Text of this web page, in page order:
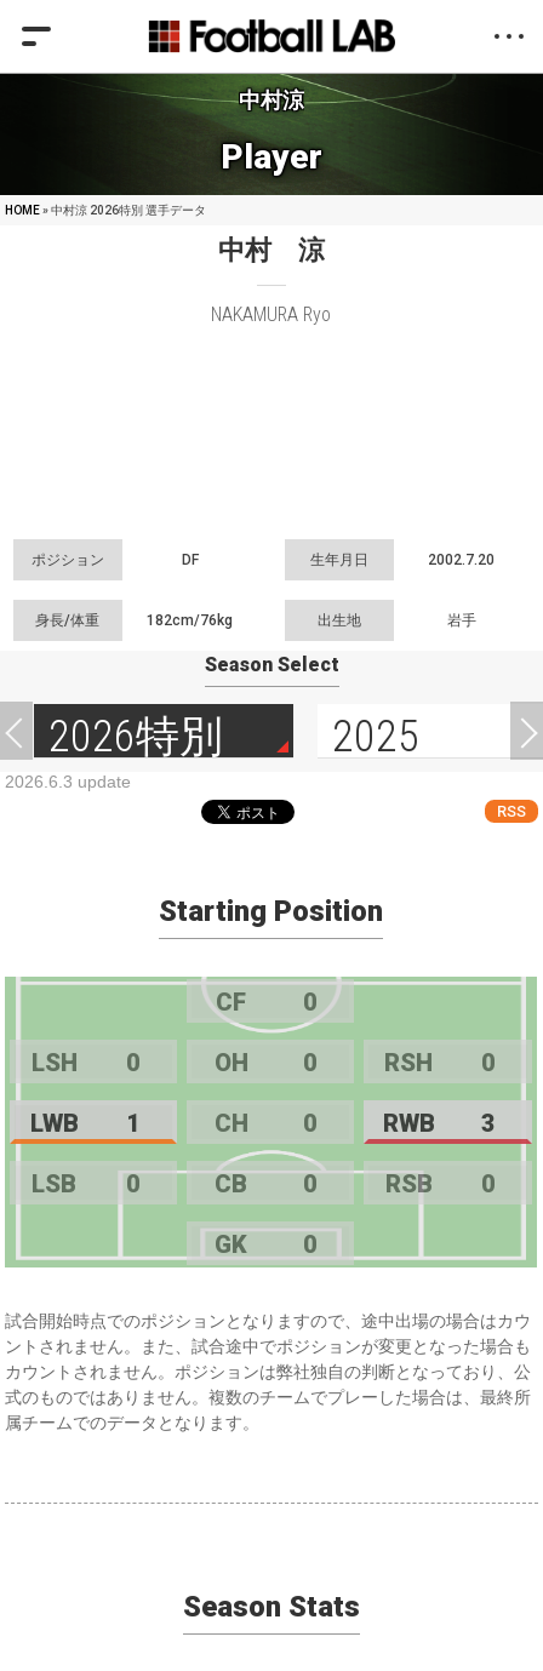
中村涼
Player
HOME» 中村涼 2026特別 選手データ
中村 涼
NAKAMURA Ryo
ポジション DF 生年月日 2002.7.20
身長/体重 182cm/76kg 出生地 岩手
Season Select
2026特別 2025
2026.6.3 update
RSS
Starting Position
CF 0
LSH 0 OH 0 RSH 0
LWB 1 CH 0 RWB 3
LSB 0 CB 0 RSB 0
GK 0
試合開始時点でのポジションとなりますので、途中出場の場合はカウ
ントされません。また、試合途中でポジションが変更となった場合も
カウントされません。ポジションは弊社独自の判断となっており、公
式のものではありません。複数のチームでプレーした場合は、最終所
属チームでのデータとなります。
Season Stats